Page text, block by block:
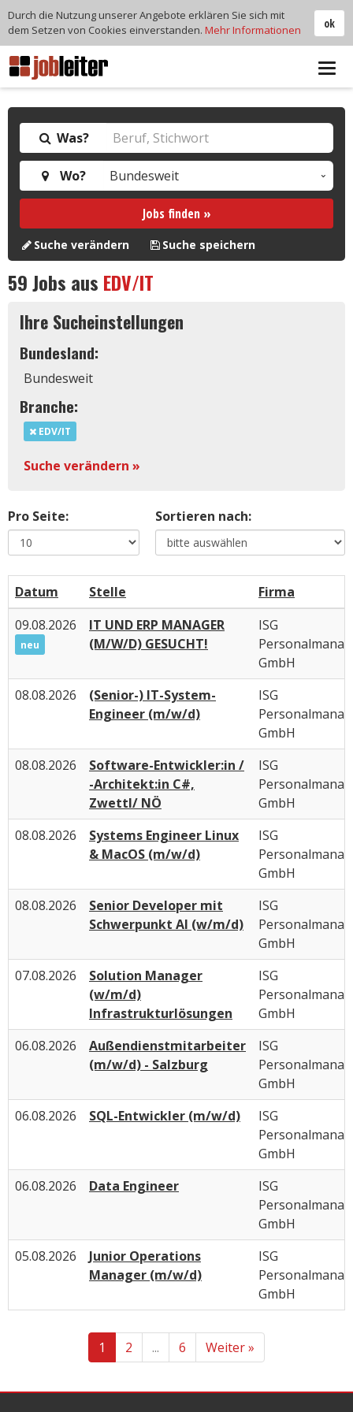
Was?
Wo?
Jobs finden »
Suche verändern Suche speichern
59Jobs aus EDV/IT
Ihre Sucheinstellungen
Bundesland:
Bundesweit
Branche:
EDV/IT
Suche verändern »
Pro Seite: Sortieren nach:
Datum Stelle
Firma
09.08.2026
neu
IT UND ERP MANAGER
(M/W/D) GESUCHT!
ISG
GmbH
08.08.2026
(Senior-) IT-System-
Engineer (m/w/d)
ISG
GmbH
08.08.2026
Software-Entwickler:in /
-Architekt:in C#,
Zwettl/ NÖ
ISG
GmbH
08.08.2026
Systems Engineer Linux
& MacOS (m/w/d)
ISG
GmbH
08.08.2026
Senior Developer mit
Schwerpunkt AI (w/m/d)
ISG
GmbH
07.08.2026
Solution Manager
(w/m/d)
Infrastrukturlösungen
ISG
GmbH
06.08.2026
Außendienstmitarbeiter
(m/w/d) - Salzburg
ISG
GmbH
06.08.2026
SQL-Entwickler (m/w/d)
ISG
GmbH
06.08.2026
Data Engineer
ISG
GmbH
05.08.2026
Junior Operations
Manager (m/w/d)
ISG
GmbH
1 2 ... 6 Weiter »
ok
Durch die Nutzung unserer Angebote erklären Sie sich mit
dem Setzen von Cookies einverstanden. Mehr Informationen